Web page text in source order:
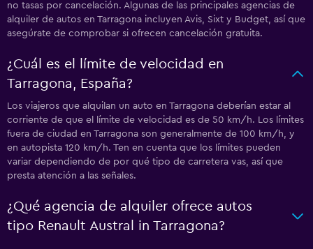
no tasas por cancelación. Algunas de las principales agencias de
alquiler de autos en Tarragona incluyen Avis, Sixt y Budget, así que
asegúrate de comprobar si ofrecen cancelación gratuita.
¿Cuál es el límite de velocidad en
Tarragona, España?
Los viajeros que alquilan un auto en Tarragona deberían estar al
corriente de que el límite de velocidad es de 50 km/h. Los límites
fuera de ciudad en Tarragona son generalmente de 100 km/h, y
en autopista 120 km/h. Ten en cuenta que los límites pueden
variar dependiendo de por qué tipo de carretera vas, así que
presta atención a las señales.
¿Qué agencia de alquiler ofrece autos
tipo Renault Austral in Tarragona?